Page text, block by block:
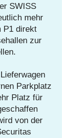
SWISS
mehr
P1 direkt
zur
Parkplatz
Platz für
von der